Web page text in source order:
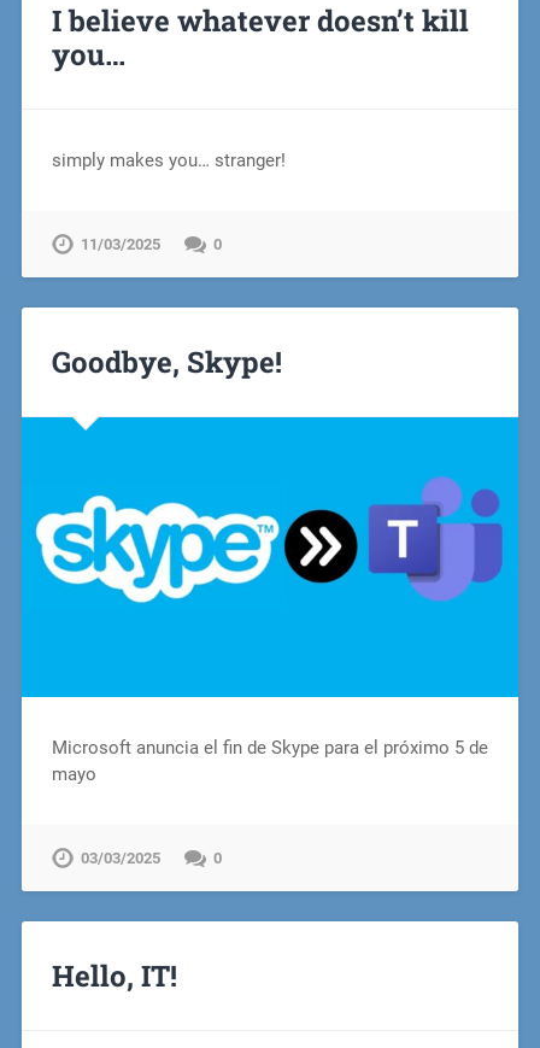
I believe whatever doesn’t kill
you…
simply makes you… stranger!
11/03/2025 0
Goodbye, Skype!
Microsoft anuncia el fin de Skype para el próximo 5 de
mayo
03/03/2025 0
Hello, IT!